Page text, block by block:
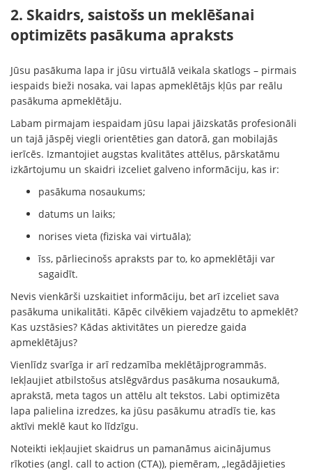
2. Skaidrs, saistošs un meklēšanai
optimizēts pasākuma apraksts
Jūsu pasākuma lapa ir jūsu virtuālā veikala skatlogs – pirmais
iespaids bieži nosaka, vai lapas apmeklētājs kļūs par reālu
pasākuma apmeklētāju.
Labam pirmajam iespaidam jūsu lapai jāizskatās profesionāli
un tajā jāspēj viegli orientēties gan datorā, gan mobilajās
ierīcēs. Izmantojiet augstas kvalitātes attēlus, pārskatāmu
izkārtojumu un skaidri izceliet galveno informāciju, kas ir:
pasākuma nosaukums;
datums un laiks;
norises vieta (fiziska vai virtuāla);
īss, pārliecinošs apraksts par to, ko apmeklētāji var
sagaidīt.
Nevis vienkārši uzskaitiet informāciju, bet arī izceliet sava
pasākuma unikalitāti. Kāpēc cilvēkiem vajadzētu to apmeklēt?
Kas uzstāsies? Kādas aktivitātes un pieredze gaida
apmeklētājus?
Vienlīdz svarīga ir arī redzamība meklētājprogrammās.
Iekļaujiet atbilstošus atslēgvārdus pasākuma nosaukumā,
aprakstā, meta tagos un attēlu alt tekstos. Labi optimizēta
lapa palielina izredzes, ka jūsu pasākumu atradīs tie, kas
aktīvi meklē kaut ko līdzīgu.
Noteikti iekļaujiet skaidrus un pamanāmus aicinājumus
rīkoties (angl. call to action (CTA)), piemēram, „Iegādājieties